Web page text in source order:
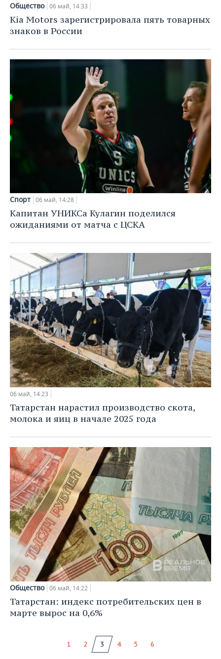
Общество 06 май, 14:33
Kia Motors зарегистрировала пять товарных
знаков в России
Спорт 06 май, 14:28
Капитан УНИКСа Кулагин поделился
ожиданиями от матча с ЦСКА
06 май, 14:23
Татарстан нарастил производство скота,
молока и яиц в начале 2025 года
Общество 06 май, 14:22
Татарстан: индекс потребительских цен в
марте вырос на 0,6%
1 2 3 4 5 6